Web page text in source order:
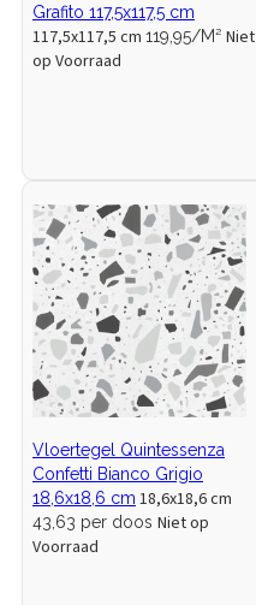
Grafito 117,5x117,5 cm
117,5x117,5 cm 119,95/M² Niet
op Voorraad
Vloertegel Quintessenza
Confetti Bianco Grigio
18,6x18,6 cm 18,6x18,6 cm
43,63 per doos Niet op
Voorraad